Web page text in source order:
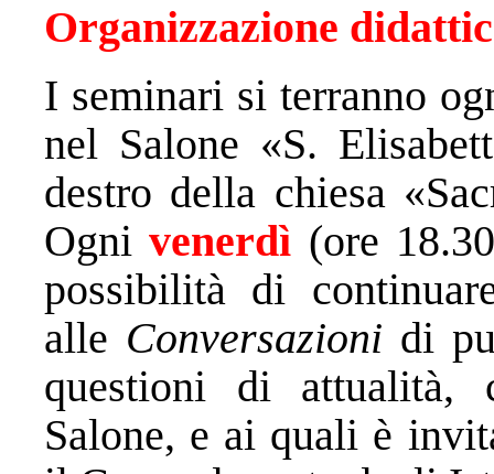
Organizzazione
I seminari si terranno
nel Salone «S.
destro della chiesa
Ognivenerdì (ore
possibilità di
alle Conversazioni di
questioni di attualità,
Salone, e ai quali è